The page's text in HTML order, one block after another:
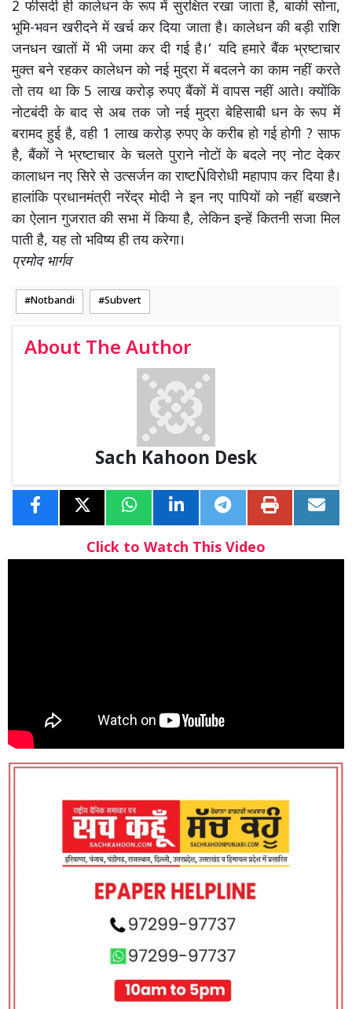
2 फीसदी ही कालेधन के रूप में सुरक्षित रखा जाता है, बाकी सोना,
भूमि-भवन खरीदने में खर्च कर दिया जाता है। कालेधन की बड़ी राशि
जनधन खातों में भी जमा कर दी गई है।‘ यदि हमारे बैंक भ्रष्टाचार
मुक्त बने रहकर कालेधन को नई मुद्रा में बदलने का काम नहीं करते
तो तय था कि 5 लाख करोड़ रुपए बैंकों में वापस नहीं आते। क्योंकि
नोटबंदी के बाद से अब तक जो नई मुद्रा बेहिसाबी धन के रूप में
बरामद हुई है, वही 1 लाख करोड़ रुपए के करीब हो गई होगी ? साफ
है, बैंकों ने भ्रष्टाचार के चलते पुराने नोटों के बदले नए नोट देकर
कालाधन नए सिरे से उत्सर्जन का राष्टÑविरोधी महापाप कर दिया है।
हालांकि प्रधानमंत्री नरेंद्र मोदी ने इन नए पापियों को नहीं बख्शने
का ऐलान गुजरात की सभा में किया है, लेकिन इन्हें कितनी सजा मिल
पाती है, यह तो भविष्य ही तय करेगा।
प्रमोद भार्गव
Notbandi Subvert
About The Author
Sach Kahoon Desk
Click to Watch This Video